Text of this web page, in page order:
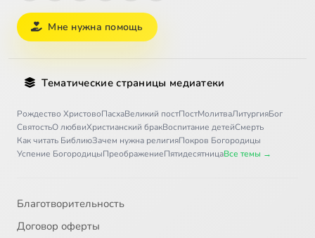
Мне нужна помощь
Тематические страницы медиатеки
Рождество ХристовоПасхаВеликий постПостМолитваЛитургияБог
СвятостьО любвиХристианский бракВоспитание детейСмерть
Как читать БиблиюЗачем нужна религияПокров Богородицы
Успение БогородицыПреображениеПятидесятницаВсе темы →
Благотворительность
Договор оферты